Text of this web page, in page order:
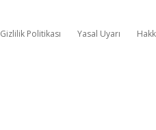
Gizlilik Politikası Yasal Uyarı